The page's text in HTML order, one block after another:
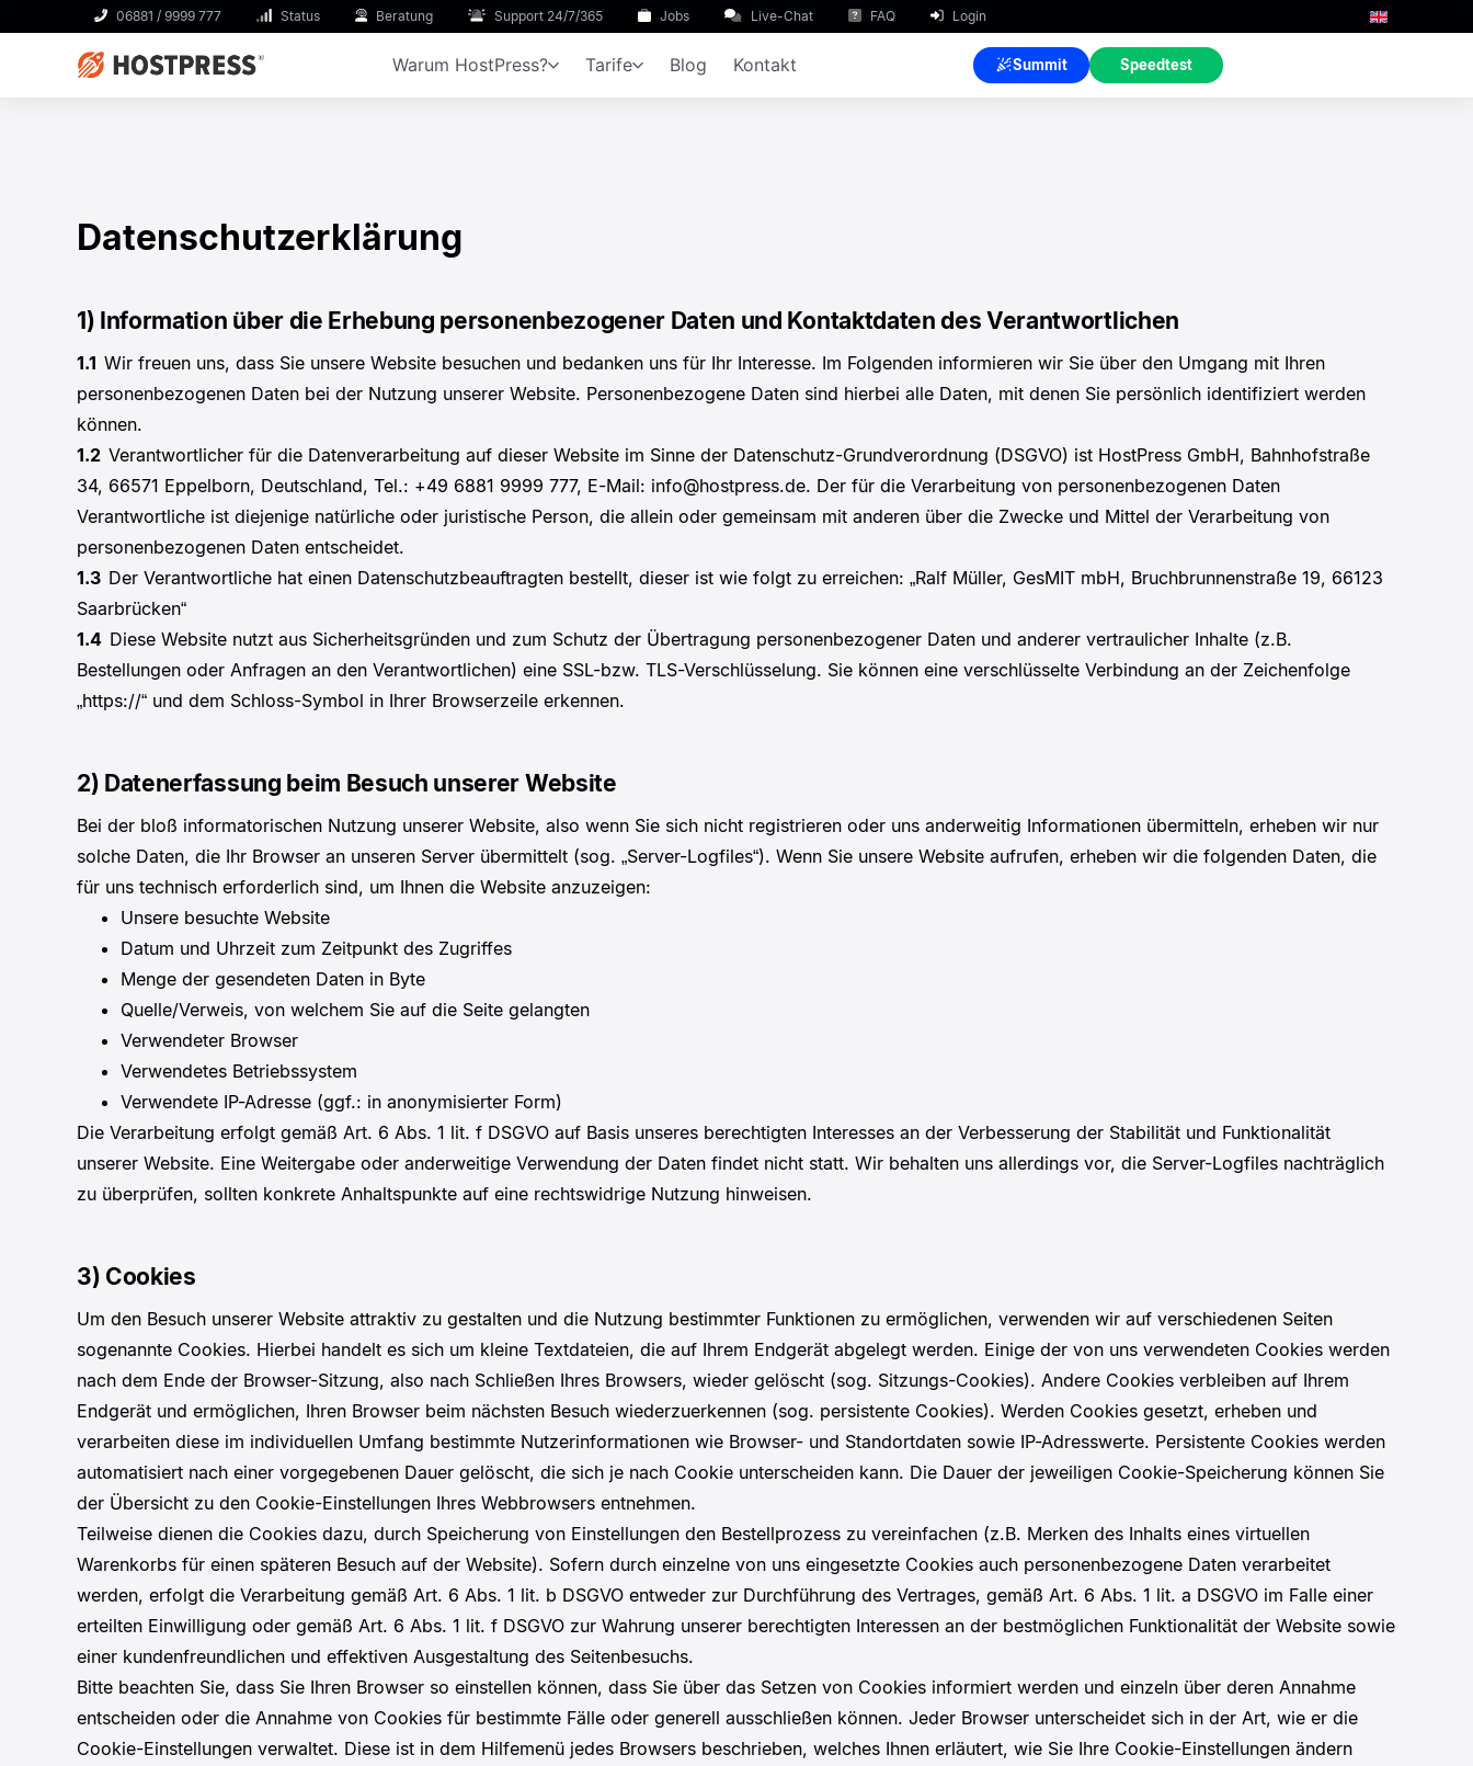
06881 / 9999 777 Status Beratung Support 24/7/365 Jobs Live-Chat FAQ Login
Warum HostPress? Tarife Blog Kontakt Summit Speedtest
Datenschutzerklärung
1) Information über die Erhebung personenbezogener Daten und Kontaktdaten des Verantwortlichen
1.1 Wir freuen uns, dass Sie unsere Website besuchen und bedanken uns für Ihr Interesse. Im Folgenden informieren wir Sie über den Umgang mit Ihren
personenbezogenen Daten bei der Nutzung unserer Website. Personenbezogene Daten sind hierbei alle Daten, mit denen Sie persönlich identifiziert werden
können.
1.2 Verantwortlicher für die Datenverarbeitung auf dieser Website im Sinne der Datenschutz-Grundverordnung (DSGVO) ist HostPress GmbH, Bahnhofstraße
34, 66571 Eppelborn, Deutschland, Tel.: +49 6881 9999 777, E-Mail: info@hostpress.de. Der für die Verarbeitung von personenbezogenen Daten
Verantwortliche ist diejenige natürliche oder juristische Person, die allein oder gemeinsam mit anderen über die Zwecke und Mittel der Verarbeitung von
personenbezogenen Daten entscheidet.
1.3 Der Verantwortliche hat einen Datenschutzbeauftragten bestellt, dieser ist wie folgt zu erreichen: „Ralf Müller, GesMIT mbH, Bruchbrunnenstraße 19, 66123
Saarbrücken“
1.4 Diese Website nutzt aus Sicherheitsgründen und zum Schutz der Übertragung personenbezogener Daten und anderer vertraulicher Inhalte (z.B.
Bestellungen oder Anfragen an den Verantwortlichen) eine SSL-bzw. TLS-Verschlüsselung. Sie können eine verschlüsselte Verbindung an der Zeichenfolge
„https://“ und dem Schloss-Symbol in Ihrer Browserzeile erkennen.
2) Datenerfassung beim Besuch unserer Website
Bei der bloß informatorischen Nutzung unserer Website, also wenn Sie sich nicht registrieren oder uns anderweitig Informationen übermitteln, erheben wir nur
solche Daten, die Ihr Browser an unseren Server übermittelt (sog. „Server-Logfiles“). Wenn Sie unsere Website aufrufen, erheben wir die folgenden Daten, die
für uns technisch erforderlich sind, um Ihnen die Website anzuzeigen:
Unsere besuchte Website
Datum und Uhrzeit zum Zeitpunkt des Zugriffes
Menge der gesendeten Daten in Byte
Quelle/Verweis, von welchem Sie auf die Seite gelangten
Verwendeter Browser
Verwendetes Betriebssystem
Verwendete IP-Adresse (ggf.: in anonymisierter Form)
Die Verarbeitung erfolgt gemäß Art. 6 Abs. 1 lit. f DSGVO auf Basis unseres berechtigten Interesses an der Verbesserung der Stabilität und Funktionalität
unserer Website. Eine Weitergabe oder anderweitige Verwendung der Daten findet nicht statt. Wir behalten uns allerdings vor, die Server-Logfiles nachträglich
zu überprüfen, sollten konkrete Anhaltspunkte auf eine rechtswidrige Nutzung hinweisen.
3) Cookies
Um den Besuch unserer Website attraktiv zu gestalten und die Nutzung bestimmter Funktionen zu ermöglichen, verwenden wir auf verschiedenen Seiten
sogenannte Cookies. Hierbei handelt es sich um kleine Textdateien, die auf Ihrem Endgerät abgelegt werden. Einige der von uns verwendeten Cookies werden
nach dem Ende der Browser-Sitzung, also nach Schließen Ihres Browsers, wieder gelöscht (sog. Sitzungs-Cookies). Andere Cookies verbleiben auf Ihrem
Endgerät und ermöglichen, Ihren Browser beim nächsten Besuch wiederzuerkennen (sog. persistente Cookies). Werden Cookies gesetzt, erheben und
verarbeiten diese im individuellen Umfang bestimmte Nutzerinformationen wie Browser- und Standortdaten sowie IP-Adresswerte. Persistente Cookies werden
automatisiert nach einer vorgegebenen Dauer gelöscht, die sich je nach Cookie unterscheiden kann. Die Dauer der jeweiligen Cookie-Speicherung können Sie
der Übersicht zu den Cookie-Einstellungen Ihres Webbrowsers entnehmen.
Teilweise dienen die Cookies dazu, durch Speicherung von Einstellungen den Bestellprozess zu vereinfachen (z.B. Merken des Inhalts eines virtuellen
Warenkorbs für einen späteren Besuch auf der Website). Sofern durch einzelne von uns eingesetzte Cookies auch personenbezogene Daten verarbeitet
werden, erfolgt die Verarbeitung gemäß Art. 6 Abs. 1 lit. b DSGVO entweder zur Durchführung des Vertrages, gemäß Art. 6 Abs. 1 lit. a DSGVO im Falle einer
erteilten Einwilligung oder gemäß Art. 6 Abs. 1 lit. f DSGVO zur Wahrung unserer berechtigten Interessen an der bestmöglichen Funktionalität der Website sowie
einer kundenfreundlichen und effektiven Ausgestaltung des Seitenbesuchs.
Bitte beachten Sie, dass Sie Ihren Browser so einstellen können, dass Sie über das Setzen von Cookies informiert werden und einzeln über deren Annahme
entscheiden oder die Annahme von Cookies für bestimmte Fälle oder generell ausschließen können. Jeder Browser unterscheidet sich in der Art, wie er die
Cookie-Einstellungen verwaltet. Diese ist in dem Hilfemenü jedes Browsers beschrieben, welches Ihnen erläutert, wie Sie Ihre Cookie-Einstellungen ändern